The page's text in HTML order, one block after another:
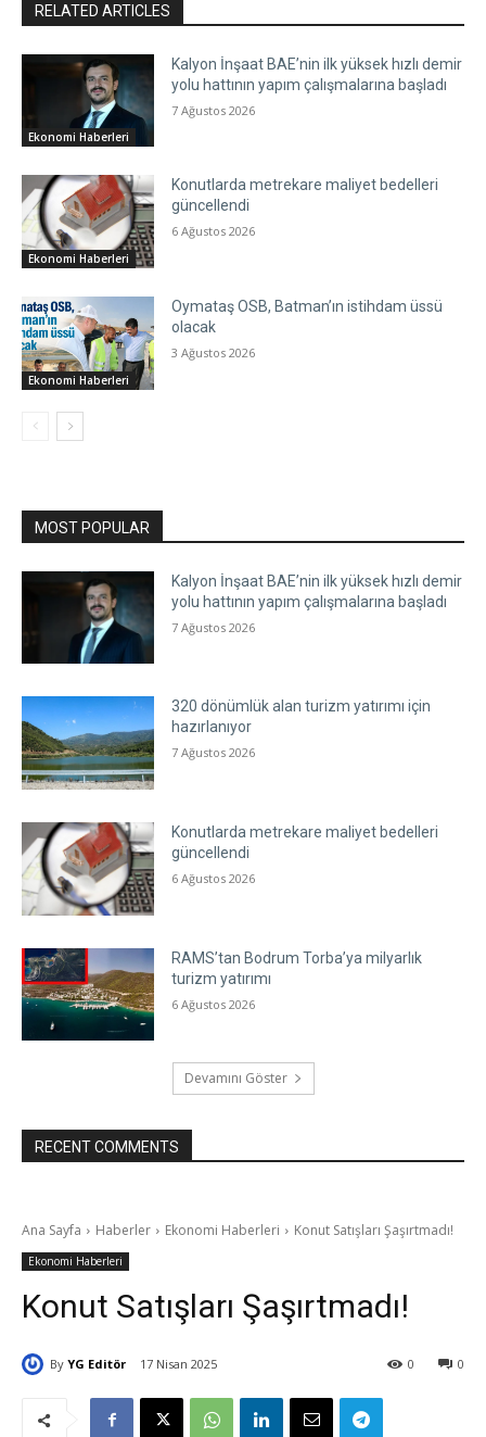
RELATED ARTICLES
Ekonomi Haberleri
Kalyon İnşaat BAE’nin ilk yüksek hızlı demir
yolu hattının yapım çalışmalarına başladı
7 Ağustos 2026
Ekonomi Haberleri
Konutlarda metrekare maliyet bedelleri
güncellendi
6 Ağustos 2026
Ekonomi Haberleri
Oymataş OSB, Batman’ın istihdam üssü
olacak
3 Ağustos 2026
MOST POPULAR
Kalyon İnşaat BAE’nin ilk yüksek hızlı demir
yolu hattının yapım çalışmalarına başladı
7 Ağustos 2026
320 dönümlük alan turizm yatırımı için
hazırlanıyor
7 Ağustos 2026
Konutlarda metrekare maliyet bedelleri
güncellendi
6 Ağustos 2026
RAMS’tan Bodrum Torba’ya milyarlık
turizm yatırımı
6 Ağustos 2026
Devamını Göster
RECENT COMMENTS